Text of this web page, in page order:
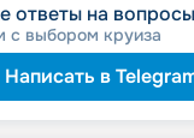
ответы на вопросы
с выбором круиза
Написать в